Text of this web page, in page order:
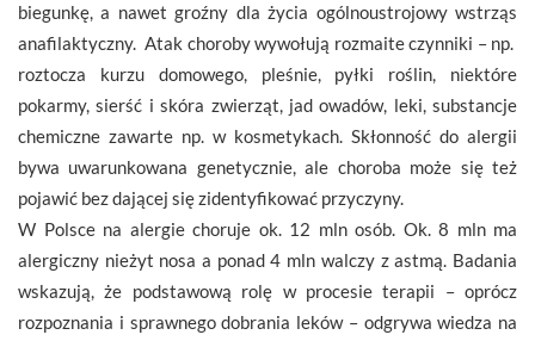
biegunkę, a nawet groźny dla życia ogólnoustrojowy wstrząs
anafilaktyczny. Atak choroby wywołują rozmaite czynniki – np.
roztocza kurzu domowego, pleśnie, pyłki roślin, niektóre
pokarmy, sierść i skóra zwierząt, jad owadów, leki, substancje
chemiczne zawarte np. w kosmetykach. Skłonność do alergii
bywa uwarunkowana genetycznie, ale choroba może się też
pojawić bez dającej się zidentyfikować przyczyny.
W Polsce na alergie choruje ok. 12 mln osób. Ok. 8 mln ma
alergiczny nieżyt nosa a ponad 4 mln walczy z astmą. Badania
wskazują, że podstawową rolę w procesie terapii – oprócz
rozpoznania i sprawnego dobrania leków – odgrywa wiedza na